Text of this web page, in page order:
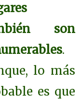
son
.
lo más
es que